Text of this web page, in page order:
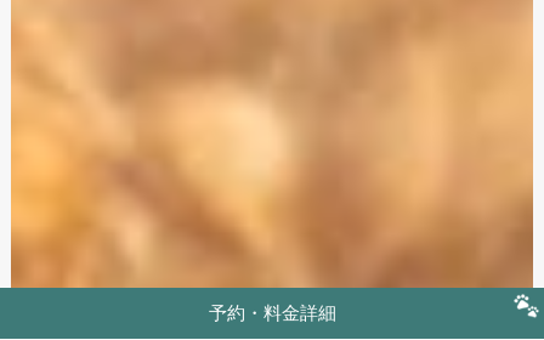
予約・料金詳細